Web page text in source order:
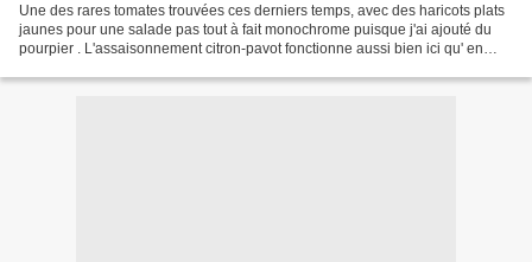
Une des rares tomates trouvées ces derniers temps, avec des haricots plats
jaunes pour une salade pas tout à fait monochrome puisque j'ai ajouté du
pourpier . L'assaisonnement citron-pavot fonctionne aussi bien ici qu' en